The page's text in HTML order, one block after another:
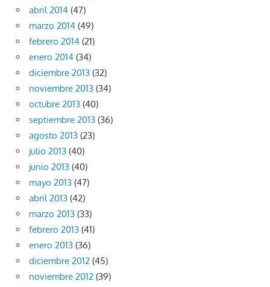
abril 2014 (47)
marzo 2014 (49)
febrero 2014 (21)
enero 2014 (34)
diciembre 2013 (32)
noviembre 2013 (34)
octubre 2013 (40)
septiembre 2013 (36)
agosto 2013 (23)
julio 2013 (40)
junio 2013 (40)
mayo 2013 (47)
abril 2013 (42)
marzo 2013 (33)
febrero 2013 (41)
enero 2013 (36)
diciembre 2012 (45)
noviembre 2012 (39)